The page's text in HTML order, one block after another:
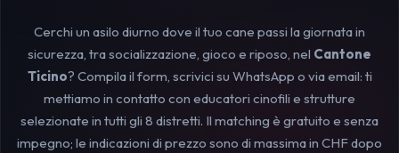
Cerchi un asilo diurno dove il tuo cane passi la giornata in
sicurezza, tra socializzazione, gioco e riposo, nel Cantone
Ticino? Compila il form, scrivici su WhatsApp o via email: ti
mettiamo in contatto con educatori cinofili e strutture
selezionate in tutti gli 8 distretti. Il matching è gratuito e senza
impegno; le indicazioni di prezzo sono di massima in CHF dopo